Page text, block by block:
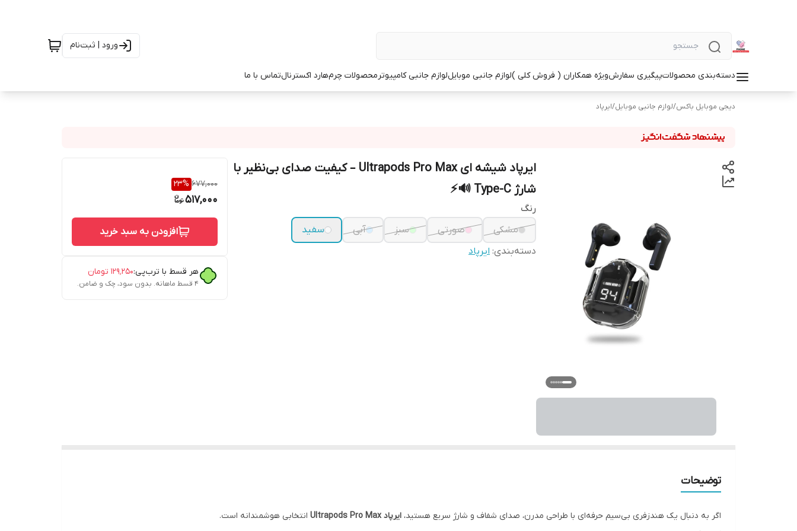
ورود | ثبت‌نام
دسته‌بندی محصولاتپیگیری سفارشویژه همکاران ( فروش کلی )لوازم جانبی موبایللوازم جانبی کامپیوترمحصولات چرمهارد اکسترنالتماس با ما
دیجی موبایل باکس/لوازم جانبی موبایل/ایرپاد
ایرپاد شیشه ای Ultrapods Pro Max – کیفیت صدای بی‌نظیر با
شارژ Type-C 🔊⚡
رنگ
مشکی
صورتی سبز آبی
سفید
دسته‌بندی: ایرپاد
677,000
23%
517,000
افزودن به سبد خرید
هر قسط با ترب‌پی:۱۲۹٬۲۵۰ تومان
۴ قسط ماهانه. بدون سود، چک و ضامن.
توضیحات
اگر به دنبال یک هندزفری بی‌سیم حرفه‌ای با طراحی مدرن، صدای شفاف و شارژ سریع هستید، ایرپاد Ultrapods Pro Max
انتخابی هوشمندانه است.